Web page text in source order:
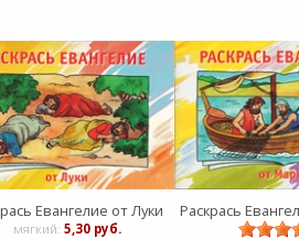
Евангелие от Луки
мягкий: 5,30 руб.
Раскрась